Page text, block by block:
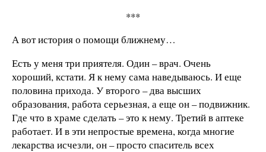
***
А вот история о помощи ближнему…
Есть у меня три приятеля. Один – врач. Очень
хороший, кстати. Я к нему сама наведываюсь. И еще
половина прихода. У второго – два высших
образования, работа серьезная, а еще он – подвижник.
Где что в храме сделать – это к нему. Третий в аптеке
работает. И в эти непростые времена, когда многие
лекарства исчезли, он – просто спаситель всех